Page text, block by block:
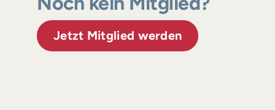
Jetzt Mitglied werden